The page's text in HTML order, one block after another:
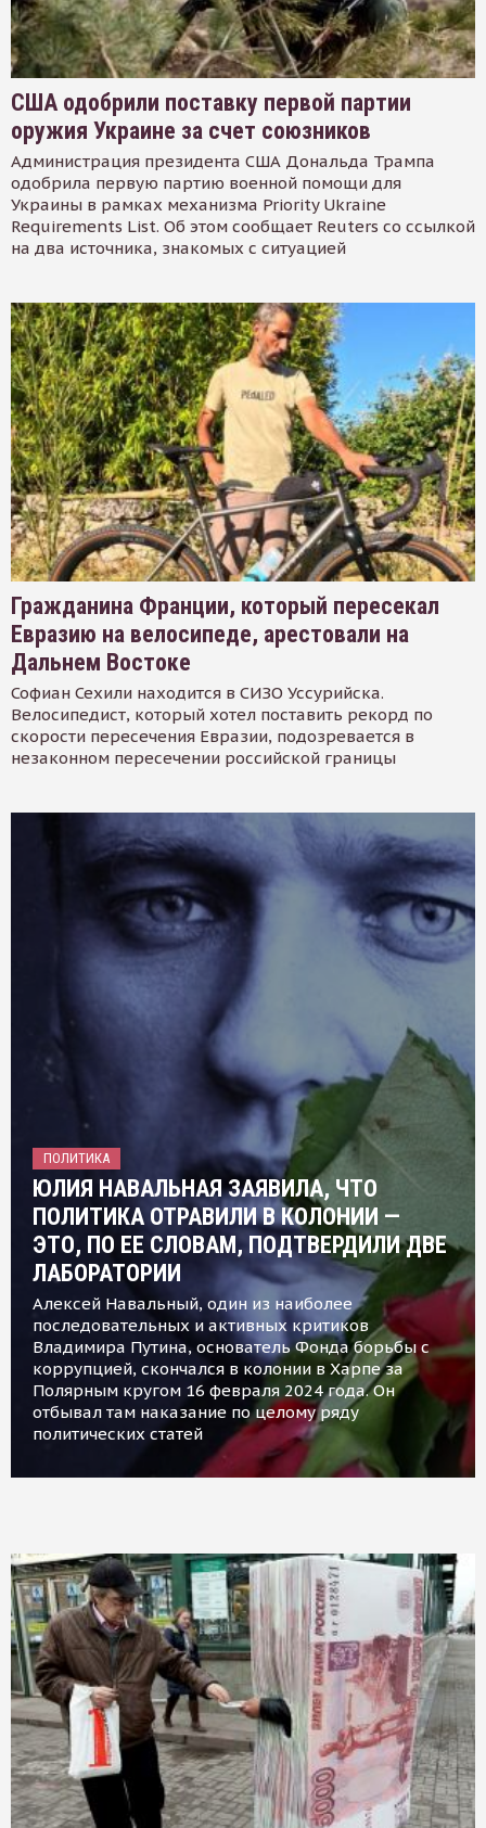
США одобрили поставку первой партии
оружия Украине за счет союзников
Администрация президента США Дональда Трампа
одобрила первую партию военной помощи для
Украины в рамках механизма Priority Ukraine
Requirements List. Об этом сообщает Reuters со ссылкой
на два источника, знакомых с ситуацией
Гражданина Франции, который пересекал
Евразию на велосипеде, арестовали на
Дальнем Востоке
Софиан Сехили находится в СИЗО Уссурийска.
Велосипедист, который хотел поставить рекорд по
скорости пересечения Евразии, подозревается в
незаконном пересечении российской границы
ПОЛИТИКА
ЮЛИЯ НАВАЛЬНАЯ ЗАЯВИЛА, ЧТО
ПОЛИТИКА ОТРАВИЛИ В КОЛОНИИ —
ЭТО, ПО ЕЕ СЛОВАМ, ПОДТВЕРДИЛИ ДВЕ
ЛАБОРАТОРИИ
Алексей Навальный, один из наиболее
последовательных и активных критиков
Владимира Путина, основатель Фонда борьбы с
коррупцией, скончался в колонии в Харпе за
Полярным кругом 16 февраля 2024 года. Он
отбывал там наказание по целому ряду
политических статей